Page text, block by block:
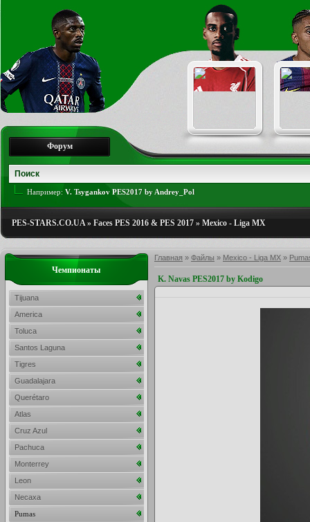
Форум
Например: V. Tsygankov PES2017 by Andrey_Pol
PES-STARS.CO.UA» Faces PES 2016 & PES 2017 » Mexico - Liga MX
Главная » Файлы » Mexico - Liga MX »
K. Navas PES2017 by Kodigo
Чемпионаты
Tijuana
America
Toluca
Santos Laguna
Tigres
Guadalajara
Querétaro
Atlas
Cruz Azul
Pachuca
Monterrey
Leon
Necaxa
Pumas